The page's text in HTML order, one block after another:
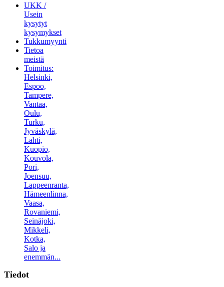
UKK /
Usein
kysytyt
kysymykset
Tukkumyynti
Tietoa
meistä
Toimitus:
Helsinki,
Espoo,
Tampere,
Vantaa,
Oulu,
Turku,
Jyväskylä,
Lahti,
Kuopio,
Kouvola,
Pori,
Joensuu,
Lappeenranta,
Hämeenlinna,
Vaasa,
Rovaniemi,
Seinäjoki,
Mikkeli,
Kotka,
Salo ja
enemmän...
Tiedot